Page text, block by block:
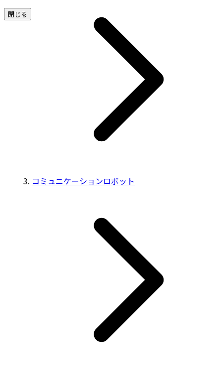
閉じる
コミュニケーションロボット